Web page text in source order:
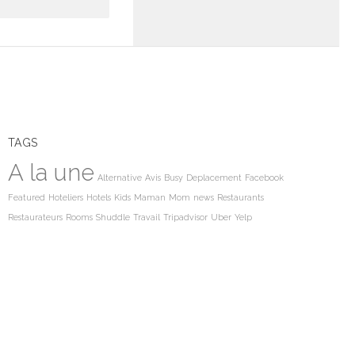
TAGS
A la une Alternative Avis Busy Deplacement Facebook
Featured Hoteliers Hotels Kids Maman Mom news Restaurants
Restaurateurs Rooms Shuddle Travail Tripadvisor Uber Yelp